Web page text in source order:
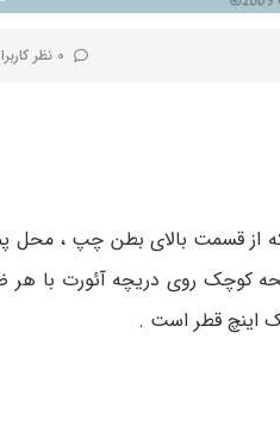
0 نظر کاربران
از قسمت بالای بطن چپ ، محل
کوچک روی دریچه آئورت با هر
اینچ قطر است .